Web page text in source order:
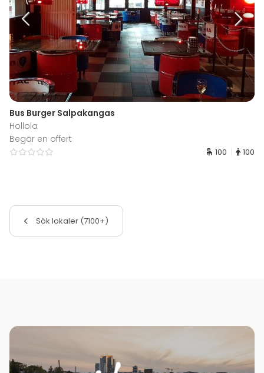
Bus Burger Salpakangas
Hollola
Begär en offert
100 100
Sök lokaler (7100+)